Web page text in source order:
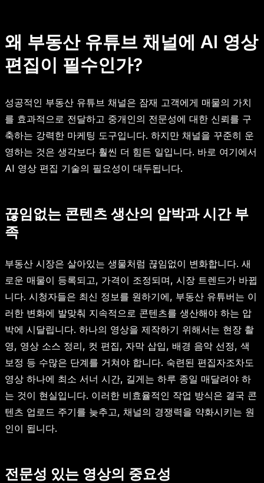
왜 부동산 유튜브 채널에 AI 영상
편집이 필수인가?
성공적인 부동산 유튜브 채널은 잠재 고객에게 매물의 가치
를 효과적으로 전달하고 중개인의 전문성에 대한 신뢰를 구
축하는 강력한 마케팅 도구입니다. 하지만 채널을 꾸준히 운
영하는 것은 생각보다 훨씬 더 힘든 일입니다. 바로 여기에서
AI 영상 편집 기술의 필요성이 대두됩니다.
끊임없는 콘텐츠 생산의 압박과 시간 부
족
부동산 시장은 살아있는 생물처럼 끊임없이 변화합니다. 새
로운 매물이 등록되고, 가격이 조정되며, 시장 트렌드가 바뀝
니다. 시청자들은 최신 정보를 원하기에, 부동산 유튜버는 이
러한 변화에 발맞춰 지속적으로 콘텐츠를 생산해야 하는 압
박에 시달립니다. 하나의 영상을 제작하기 위해서는 현장 촬
영, 영상 소스 정리, 컷 편집, 자막 삽입, 배경 음악 선정, 색
보정 등 수많은 단계를 거쳐야 합니다. 숙련된 편집자조차도
영상 하나에 최소 서너 시간, 길게는 하루 종일 매달려야 하
는 것이 현실입니다. 이러한 비효율적인 작업 방식은 결국 콘
텐츠 업로드 주기를 늦추고, 채널의 경쟁력을 약화시키는 원
인이 됩니다.
전문성 있는 영상의 중요성